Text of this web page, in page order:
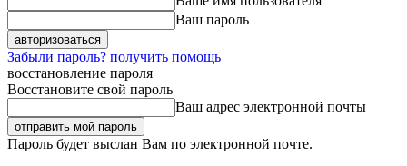
Ваш пароль
Забыли пароль? получить помощь
восстановление пароля
Восстановите свой пароль
Ваш адрес электронной почты
Пароль будет выслан Вам по электронной почте.